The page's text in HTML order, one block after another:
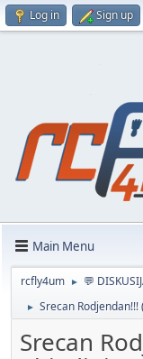
Log in Sign up
Main Menu
rcfly4um ► 💬
► Srecan
Srecan